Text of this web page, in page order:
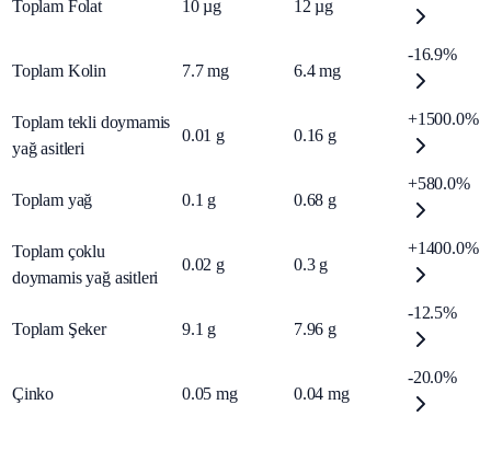
Toplam Folat 10 µg 12 µg
Toplam Kolin 7.7 mg 6.4 mg
-16.9%
Toplam tekli doymamis
yağ asitleri
0.01 g 0.16 g
+1500.0%
Toplam yağ 0.1 g 0.68 g
+580.0%
Toplam çoklu
doymamis yağ asitleri
0.02 g 0.3 g
+1400.0%
Toplam Şeker 9.1 g 7.96 g
-12.5%
Çinko 0.05 mg 0.04 mg
-20.0%